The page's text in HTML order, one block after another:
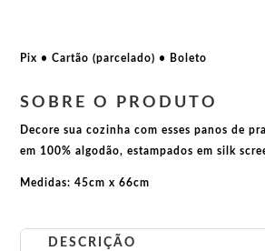
quantidade
Pix • Cartão (parcelado) • Boleto
SOBRE O PRODUTO
Decore sua cozinha com esses panos de
em 100% algodão, estampados em silk
Medidas: 45cm x 66cm
DESCRIÇÃO